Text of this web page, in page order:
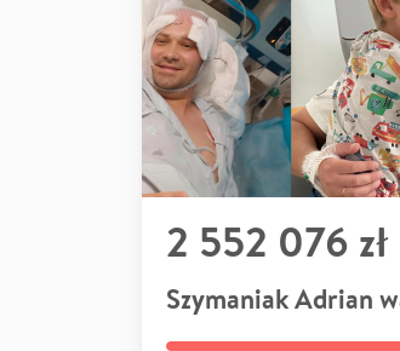
2 552 076 zł